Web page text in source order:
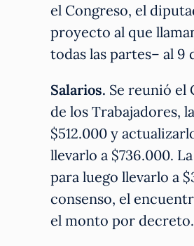
el Congreso, el
proyecto al que
todas las partes– al 9
Salarios. Se reunió el
de los Trabajadores,
$512.000 y
llevarlo a $736.000.
para luego llevarlo a
consenso, el
el monto por decreto.